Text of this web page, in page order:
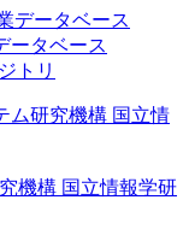
データベース
ータベース
トリ
機構 国立情報学研